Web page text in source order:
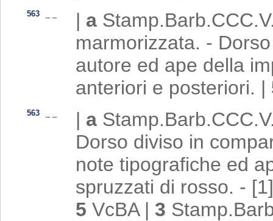
563 | a
marmorizzata. -
autore ed ape della
anteriori e posteriori. |
563 | a
Dorso diviso in
note tipografiche ed
spruzzati di rosso. -
5 VcBA | 3